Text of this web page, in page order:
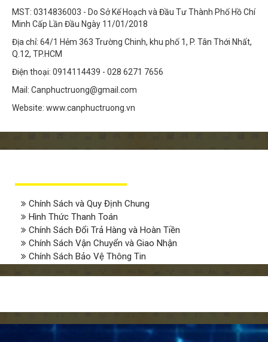
MST: 0314836003 - Do Sở Kế Hoạch và Đầu Tư Thành Phố Hồ Chí
Minh Cấp Lần Đầu Ngày 11/01/2018
Địa chỉ: 64/1 Hẻm 363 Trường Chinh, khu phố 1, P. Tân Thới Nhất,
Q.12, TP.HCM
Điện thoại: 0914114439 - 028 6271 7656
Mail: Canphuctruong@gmail.com
Website: www.canphuctruong.vn
Chính Sách và Quy Định Chung
Hình Thức Thanh Toán
Chính Sách Đổi Trả Hàng và Hoàn Tiền
Chính Sách Vận Chuyển và Giao Nhận
Chính Sách Bảo Vệ Thông Tin